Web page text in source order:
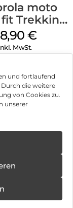
und fortlaufend
die weitere
von Cookies zu.
unserer
moto
Trekking
€
MwSt.